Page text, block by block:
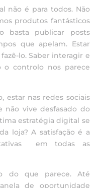
não é para todos. Não
produtos fantásticos
basta publicar posts
que apelam. Estar
lo. Saber interagir e
o controlo nos parece
estar nas redes sociais
vive desfasado do
estratégia digital se
loja? A satisfação é a
em todas as
do que parece. Até
de oportunidade